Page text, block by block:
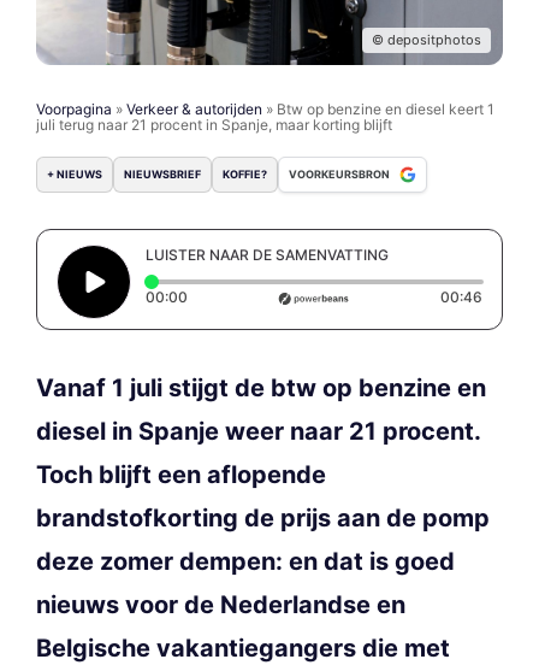
© depositphotos
Voorpagina » Verkeer & autorijden » Btw op benzine en diesel keert 1
juli terug naar 21 procent in Spanje, maar korting blijft
+ NIEUWS NIEUWSBRIEF KOFFIE? VOORKEURSBRON
LUISTER NAAR DE SAMENVATTING
00:00 Elapsed time: 0 seconds 00:46
Vanaf 1 juli stijgt de btw op benzine en
diesel in Spanje weer naar 21 procent.
Toch blijft een aflopende
brandstofkorting de prijs aan de pomp
deze zomer dempen: en dat is goed
nieuws voor de Nederlandse en
Belgische vakantiegangers die met